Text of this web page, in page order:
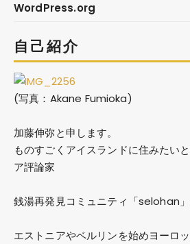
WordPress.org
自己紹介
(写真：Akane Fumioka)
加藤伸弥と申します。
ものすごくアイスランドに住みたい
ア評論家
銭湯再発見コミュニティ「selohan
エストニアやベルリンを始めヨーロ